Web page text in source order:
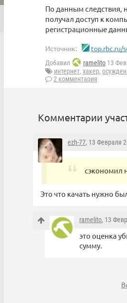
По данным следствия,
получал доступ к
регистрационные
Источник: top.rbc.ru/
Добавил ramelito 13
интернет, хакер, осужден
2 комментария
Комментарии
ezh-77, 13 Февраля
сэкономил
Это что качать нужно
ramelito, 13
это оценка
сумму.